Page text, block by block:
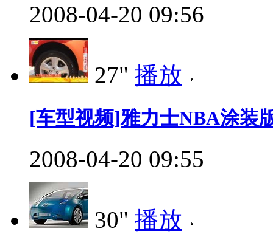
2008-04-20 09:56
27" 播放
[车型视频]雅力士NBA涂装
2008-04-20 09:55
30" 播放